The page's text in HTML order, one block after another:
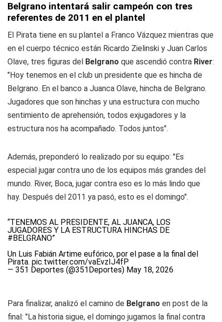
Belgrano intentará salir campeón con tres
referentes de 2011 en el plantel
El Pirata tiene en su plantel a Franco Vázquez mientras que
en el cuerpo técnico están Ricardo Zielinski y Juan Carlos
Olave, tres figuras del Belgrano que ascendió contra River:
"Hoy tenemos en el club un presidente que es hincha de
Belgrano. En el banco a Juanca Olave, hincha de Belgrano.
Jugadores que son hinchas y una estructura con mucho
sentimiento de aprehensión, todos exjugadores y la
estructura nos ha acompañado. Todos juntos".
Además, preponderó lo realizado por su equipo: "Es
especial jugar contra uno de los equipos más grandes del
mundo. River, Boca, jugar contra eso es lo más lindo que
hay. Después del 2011 ya pasó, esto es el domingo".
“TENEMOS AL PRESIDENTE, AL JUANCA, LOS
JUGADORES Y LA ESTRUCTURA HINCHAS DE
#BELGRANO”
Un Luis Fabián Artime eufórico, por el pase a la final del
Pirata. pic.twitter.com/vaEvzIJ4fP
— 351 Deportes (@351Deportes) May 18, 2026
Para finalizar, analizó el camino de Belgrano en post de la
final: "La historia sigue, el domingo jugamos la final contra